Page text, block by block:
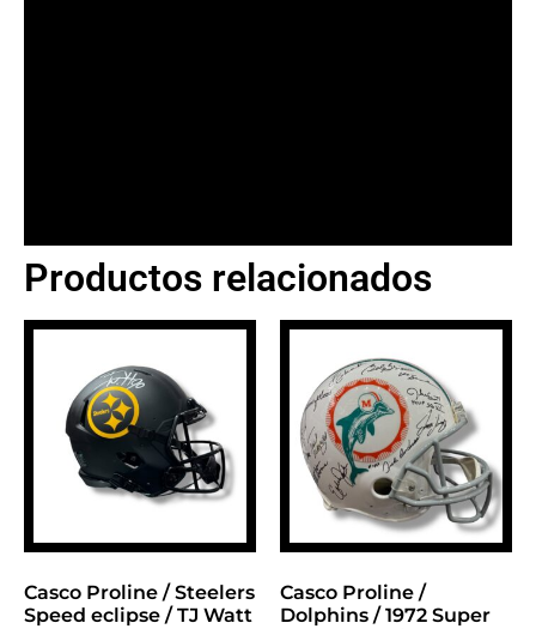
BANNER CON
PROMOCIONES 1
Productos relacionados
Casco Proline / Steelers
Speed eclipse / TJ Watt
Casco Proline /
Dolphins / 1972 Super